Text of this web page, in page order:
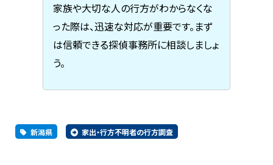
家族や大切な人の行方がわからなくな
った際は、迅速な対応が重要です。まず
は信頼できる探偵事務所に相談しましょ
う。
新潟県 家出・行方不明者の行方調査